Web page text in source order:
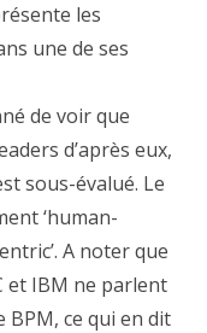
les
une de ses
de voir que
d’après eux,
sous-évalué. Le
‘human-
A noter que
et IBM ne parlent
ce qui en dit